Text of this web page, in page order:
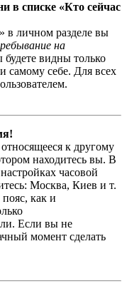
в списке «Кто сейчас
в личном разделе вы
на
будете видны только
самому себе. Для всех
к другому
находитесь вы. В
часовой
Москва, Киев и т.
как и
Если вы не
момент сделать